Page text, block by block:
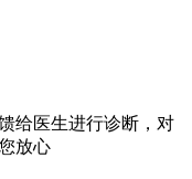
给医生进行诊断，对
放心